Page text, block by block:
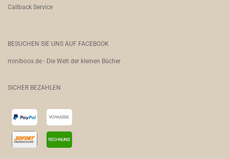
Callback Service
BESUCHEN SIE UNS AUF FACEBOOK
miniboox.de - Die Welt der kleinen Bücher
SICHER BEZAHLEN